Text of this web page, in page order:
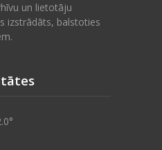
un lietotāju
izstrādāts, balstoties